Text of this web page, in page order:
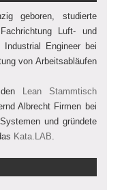
geboren, studierte
Luft- und
Engineer bei
von Arbeitsabläufen
Lean Stammtisch
Albrecht Firmen bei
und gründete
Kata.LAB